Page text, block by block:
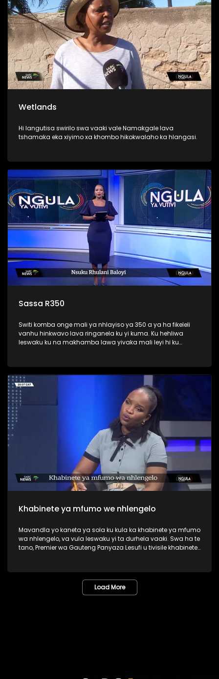
Wetlands
Hi langutisa swirilo swa vaaki vale Namakgale lava
tshamaka eka xiyimo xa khombo hikokwalaho ka hlangasi.
Sassa R350
Switi komba onge mali ya nhlayiso ya 350 a ya ha fikeleli
vanhu hinkwavo lava ringanela ku yi kuma. Ku hehliwa
leswaku ku na makhamba lawa yivaka mali leyi hi ku
Khabinete ya mfumo we nhlengelo
Mavandla yo kaneta ya sola ku kula ka khabinete ya mfumo
wa nhlengelo, va vula leswaku yi ta durhela vaaki. Swa ha te
tano, Premier wa Gauteng Panyaza Lesufi u tivisile khabinete
Load More